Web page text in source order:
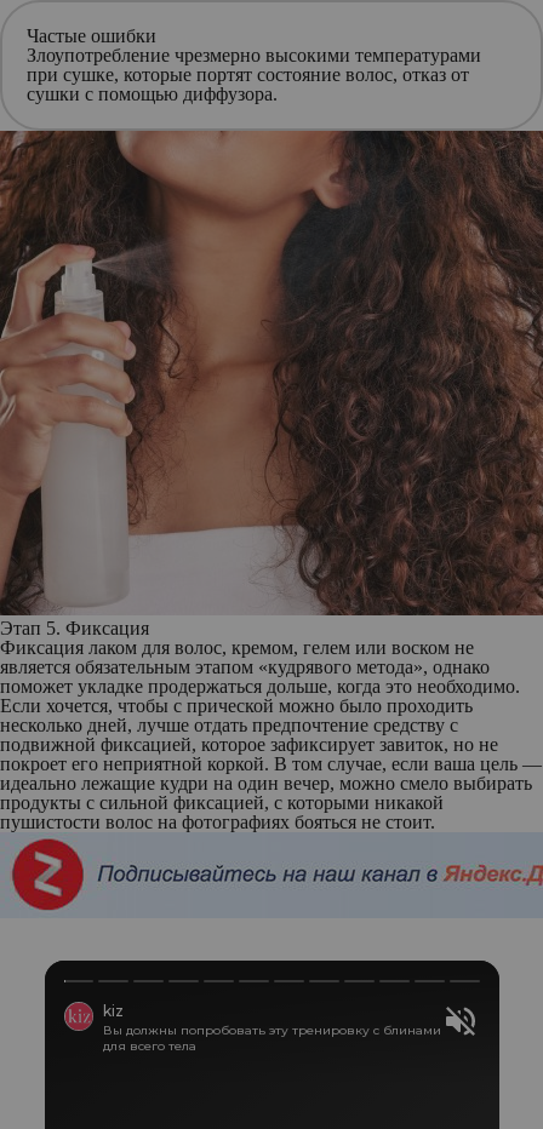
Частые ошибки
Злоупотребление чрезмерно высокими температурами
при сушке, которые портят состояние волос, отказ от
сушки с помощью диффузора.
Этап 5. Фиксация
Фиксация лаком для волос, кремом, гелем или воском не
является обязательным этапом «кудрявого метода», однако
поможет укладке продержаться дольше, когда это необходимо.
Если хочется, чтобы с прической можно было проходить
несколько дней, лучше отдать предпочтение средству с
подвижной фиксацией, которое зафиксирует завиток, но не
покроет его неприятной коркой. В том случае, если ваша цель —
идеально лежащие кудри на один вечер, можно смело выбирать
продукты с сильной фиксацией, с которыми никакой
пушистости волос на фотографиях бояться не стоит.